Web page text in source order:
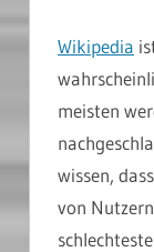
Wikipedia
meisten
wissen,
von